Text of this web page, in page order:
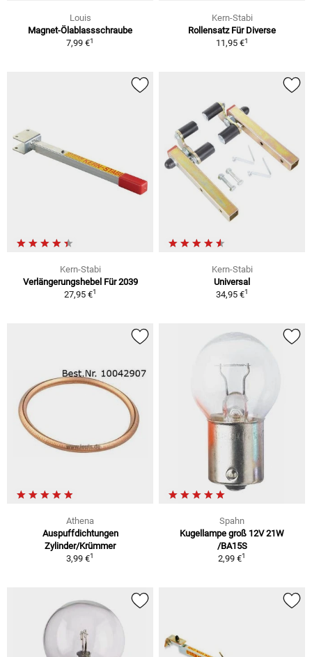
Louis
Magnet-Ölablassschraube
7,99 €1
Kern-Stabi
Rollensatz Für Diverse
11,95 €1
Kern-Stabi
Verlängerungshebel Für 2039
27,95 €1
Kern-Stabi
Universal
34,95 €1
Athena
Auspuffdichtungen
Zylinder/Krümmer
3,99 €1
Spahn
Kugellampe groß 12V 21W
/BA15S
2,99 €1